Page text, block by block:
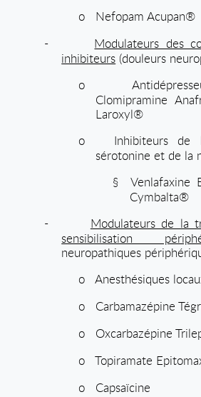
o
Nefopam Acupan®
-
Modulateurs des
inhibiteurs (douleurs
o
Clomipramine
Laroxyl®
o
Inhibiteurs
sérotonine et de la
§
Venlafaxine
Cymbalta®
-
Modulateurs de la
sensibilisation
neuropathiques
o
Anesthésiques
o
Carbamazépine
o
Oxcarbazépine
o
Topiramate
o
Capsaïcine